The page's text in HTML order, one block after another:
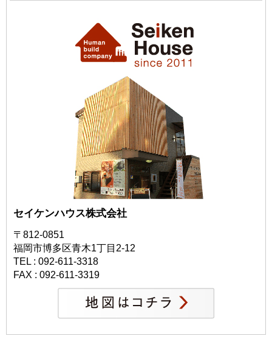
セイケンハウス株式会社
〒812-0851
福岡市博多区青木1丁目2-12
TEL : 092-611-3318
FAX : 092-611-3319